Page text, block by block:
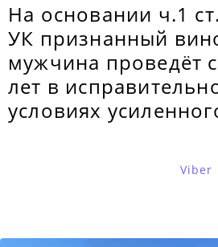
На основании ч.1
УК признанный
мужчина проведёт
лет в
условиях
Viber